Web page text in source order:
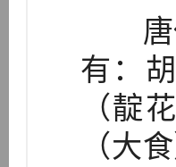
唐代
有：
（靛
（大